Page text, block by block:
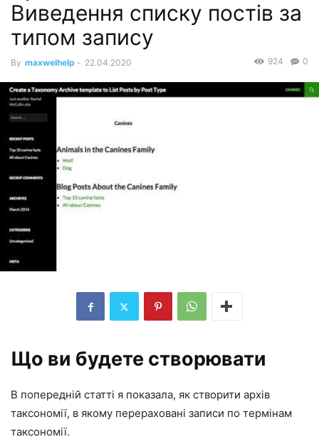
Виведення списку постів за
типом запису
By maxwelhelp - 22.04.2020 0
924
Що ви будете створювати
В попередній статті я показала, як створити архів
таксономії, в якому перераховані записи по термінам
таксономії.